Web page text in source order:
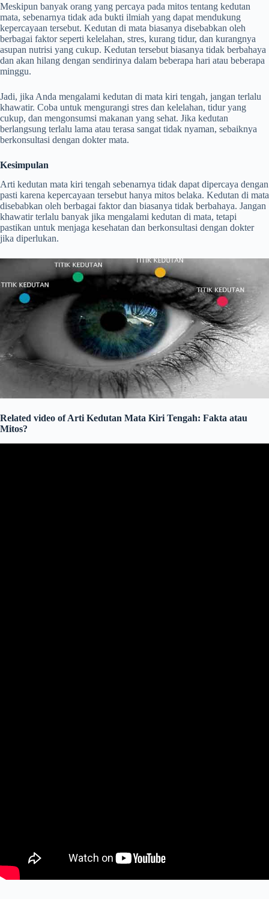
Meskipun banyak orang yang percaya pada mitos tentang kedutan
mata, sebenarnya tidak ada bukti ilmiah yang dapat mendukung
kepercayaan tersebut. Kedutan di mata biasanya disebabkan oleh
berbagai faktor seperti kelelahan, stres, kurang tidur, dan kurangnya
asupan nutrisi yang cukup. Kedutan tersebut biasanya tidak berbahaya
dan akan hilang dengan sendirinya dalam beberapa hari atau beberapa
minggu.
Jadi, jika Anda mengalami kedutan di mata kiri tengah, jangan terlalu
khawatir. Coba untuk mengurangi stres dan kelelahan, tidur yang
cukup, dan mengonsumsi makanan yang sehat. Jika kedutan
berlangsung terlalu lama atau terasa sangat tidak nyaman, sebaiknya
berkonsultasi dengan dokter mata.
Kesimpulan
Arti kedutan mata kiri tengah sebenarnya tidak dapat dipercaya dengan
pasti karena kepercayaan tersebut hanya mitos belaka. Kedutan di mata
disebabkan oleh berbagai faktor dan biasanya tidak berbahaya. Jangan
khawatir terlalu banyak jika mengalami kedutan di mata, tetapi
pastikan untuk menjaga kesehatan dan berkonsultasi dengan dokter
jika diperlukan.
Related video of Arti Kedutan Mata Kiri Tengah: Fakta atau
Mitos?